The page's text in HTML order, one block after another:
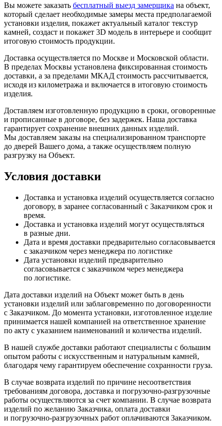
Вы можете заказать бесплатный выезд замерщика на объект,
который сделает необходимые замеры места предполагаемой
установки изделия, покажет актуальный каталог текстур
камней, создаст и покажет 3D модель в интерьере и сообщит
итоговую стоимость продукции.
Доставка осуществляется по Москве и Московской области.
В пределах Москвы установлена фиксированная стоимость
доставки, а за пределами МКАД стоимость рассчитывается,
исходя из километража и включается в итоговую стоимость
изделия.
Доставляем изготовленную продукцию в сроки, оговоренные
и прописанные в договоре, без задержек. Наша доставка
гарантирует сохранение внешних данных изделий.
Мы доставляем заказы на специализированном транспорте
до дверей Вашего дома, а также осуществляем полную
разгрузку на Объект.
Условия доставки
Доставка и установка изделий осуществляется согласно
договору, в заранее согласованный с Заказчиком срок и
время.
Доставка и установка изделий могут осуществляться
в разные дни.
Дата и время доставки предварительно согласовывается
с заказчиком через менеджера по логистике
Дата установки изделий предварительно
согласовывается с заказчиком через менеджера
по логистике.
Дата доставки изделий на Объект может быть в день
установки изделий или заблаговременно по договоренности
с Заказчиком. До момента установки, изготовленное изделие
принимается нашей компанией на ответственное хранение
по акту с указанием наименований и количества изделий.
В нашей службе доставки работают специалисты с большим
опытом работы с искусственным и натуральным камней,
благодаря чему гарантируем обеспечение сохранности груза.
В случае возврата изделий по причине несоответствия
требованиям договора, доставка и погрузочно-разгрузочные
работы осуществляются за счет компании. В случае возврата
изделий по желанию Заказчика, оплата доставки
и погрузочно-разгрузочных работ оплачиваются Заказчиком.